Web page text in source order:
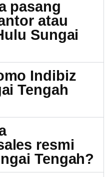
pasang
atau
Sungai
Indibiz
Tengah
resmi
Tengah?